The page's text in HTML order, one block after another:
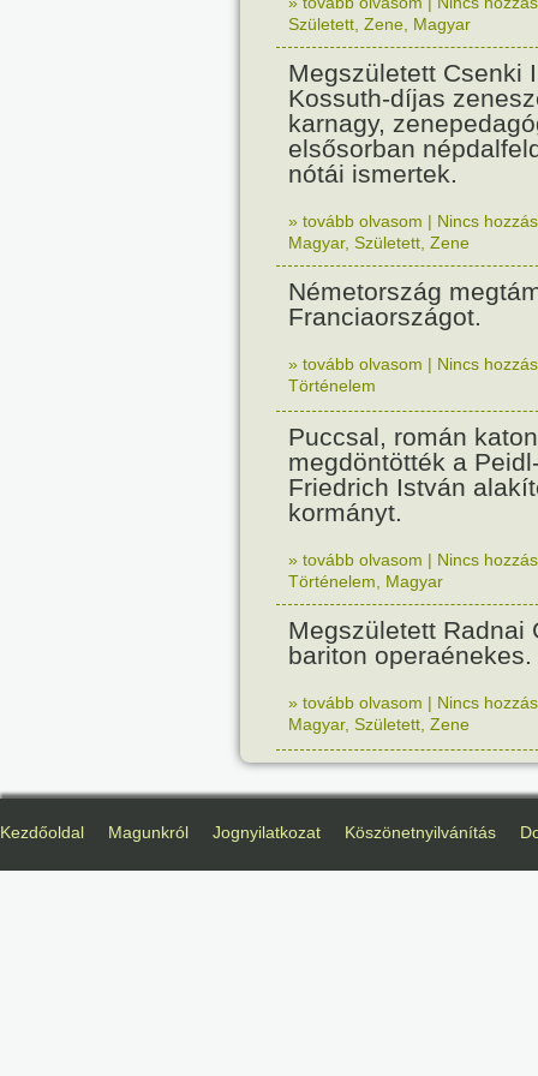
Született Zene Magyar
Megszületett Csenki
Kossuth-díjas
karnagy,
elsősorban
nótái ismertek.
» tovább olvasom | Nincs
Magyar, Született Zene
Németország
Franciaországot.
» tovább olvasom | Nincs
Történelem
Puccsal, román
megdöntötték a
Friedrich István
kormányt.
» tovább olvasom | Nincs
Történelem
Magyar
Megszületett Radnai
bariton operaénekes.
» tovább olvasom | Nincs
Magyar, Született Zene
Kezdőoldal Magunkról Jognyilatkozat Köszönetnyilvánítás